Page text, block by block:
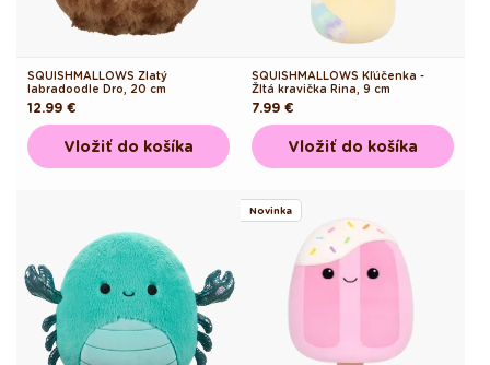
SQUISHMALLOWS Zlatý
labradoodle Dro, 20 cm
Pôvodná
cena
12.99 €
Vložiť do košíka
SQUISHMALLOWS Kľúčenka -
Žltá kravička Rina, 9 cm
Pôvodná
cena
7.99 €
Vložiť do košíka
Novinka